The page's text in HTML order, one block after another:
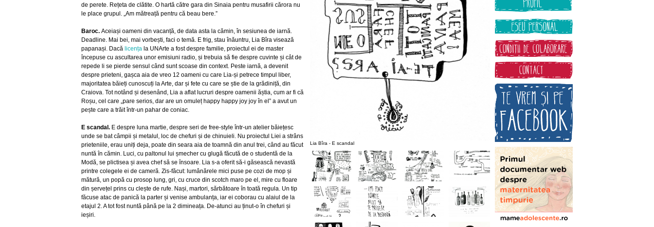
de perete. Rețeta de clătite. O hartă către gara din Sinaia pentru musafirii cărora nu
le place grupul. „Am mătreață pentru că beau bere.”
Baroc. Aceiași oameni din vacanță, de data asta la cămin, în sesiunea de iarnă.
Deadline. Mai bei, mai vorbești, faci o temă. E frig, stau înăuntru, Lia Bîra visează
papanași. Dacă licența la UNArte a fost despre familie, proiectul ei de master
începuse cu ascultarea unor emisiuni radio, și trebuia să fie despre cuvinte și cât de
repede li se pierde sensul când sunt scoase din context. Peste iarnă, a devenit
despre prieteni, gașca aia de vreo 12 oameni cu care Lia-și petrece timpul liber,
majoritatea băieți cunoscuți la Arte, dar și fete cu care se știe de la grădiniță, din
Craiova. Tot notând și desenând, Lia a aflat lucruri despre oamenii ăștia, cum ar fi că
Roșu, cel care „pare serios, dar are un omuleț happy happy joy joy în el” a avut un
pește care a trăit într-un pahar de coniac.
E scandal. E despre luna martie, despre seri de free-style într-un atelier băiețesc
unde se bat câmpii și metalul, loc de chefuri și de chinuieli. Nu proiectul Liei a strâns
prieteniile, erau uniți deja, poate din seara aia de toamnă din anul trei, când au făcut
nuntă în cămin. Luci, cu paltonul lui șmecher cu glugă făcută de o studentă de la
Modă, se plictisea și avea chef să se însoare. Lia s-a oferit să-i găsească nevastă
printre colegele ei de cameră. Zis-făcut: lumânărele mici puse pe cozi de mop și
mătură, un popă cu prosop lung, gri, cu cruce din scotch maro pe el, mire cu floare
din șervețel prins cu clește de rufe. Nași, martori, sărbătoare în toată regula. Un tip
făcuse atac de panică la parter și venise ambulanța, iar ei coborau cu alaiul de la
etajul 2. A tot fost nuntă până pe la 2 dimineața. De-atunci au ținut-o în chefuri și
ieșiri.
Lia Bîra - E scandal